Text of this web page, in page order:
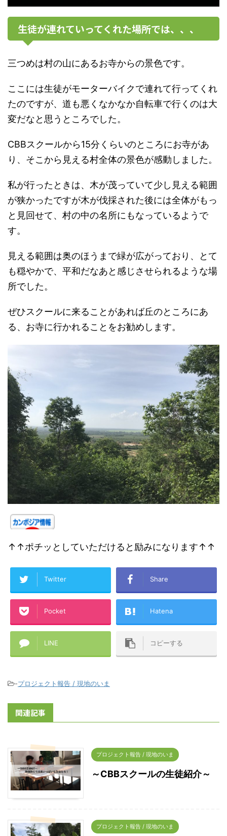
生徒が連れていってくれた場所では、、、
三つめは村の山にあるお寺からの景色です。
ここには生徒がモーターバイクで連れて行ってくれ
たのですが、道も悪くなかなか自転車で行くのは大
変だなと思うところでした。
CBBスクールから15分くらいのところにお寺があ
り、そこから見える村全体の景色が感動しました。
私が行ったときは、木が茂っていて少し見える範囲
が狭かったですが木が伐採された後には全体がもっ
と見回せて、村の中の名所にもなっているようで
す。
見える範囲は奥のほうまで緑が広がっており、とて
も穏やかで、平和だなあと感じさせられるような場
所でした。
ぜひスクールに来ることがあれば丘のところにあ
る、お寺に行かれることをお勧めします。
↑↑ポチッとしていただけると励みになります↑↑
Twitter Share
Pocket Hatena
LINE コピーする
-プロジェクト報告 / 現地のいま
関連記事
プロジェクト報告 / 現地のいま
～CBBスクールの生徒紹介～
プロジェクト報告 / 現地のいま